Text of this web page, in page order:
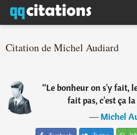
Citation de Michel Audiard
“Le bonheur on s'y fait,
fait pas, c'est ça
―Michel